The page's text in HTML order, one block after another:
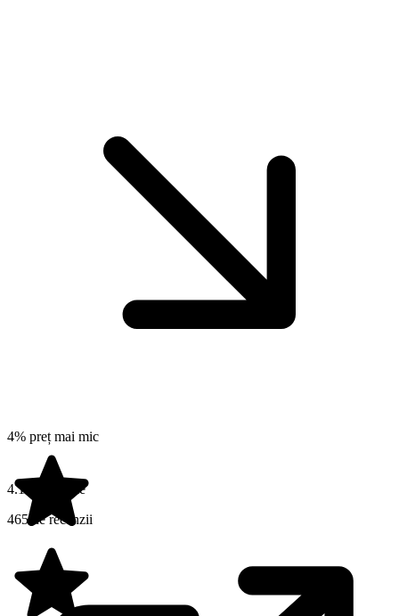
4% preț mai mic
4.1 din 5 stele
465 de recenzii